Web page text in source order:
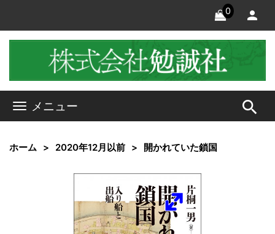
0
メニュー search
ホーム 2020年12月以前 開かれていた鎖国